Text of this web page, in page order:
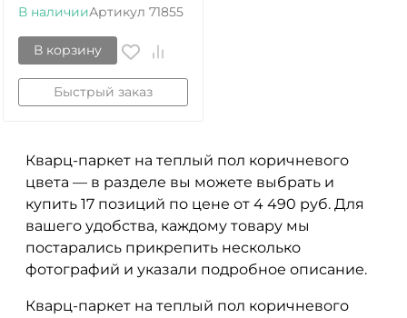
В наличииАртикул 71855
В корзину
Быстрый заказ
Кварц-паркет на теплый пол коричневого
цвета — в разделе вы можете выбрать и
купить 17 позиций по цене от 4 490 руб. Для
вашего удобства, каждому товару мы
постарались прикрепить несколько
фотографий и указали подробное описание.
Кварц-паркет на теплый пол коричневого